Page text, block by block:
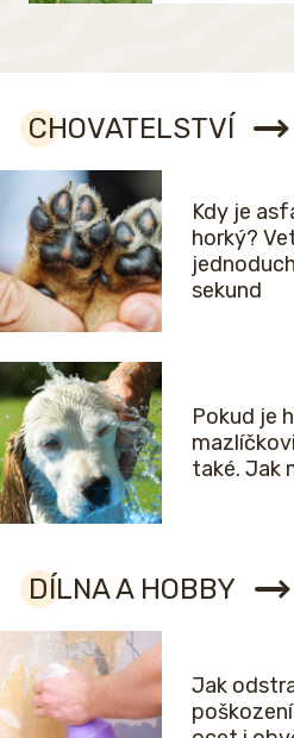
CHOVATELSTVÍ
Kdy je
horký?
sekund
Pokud je
také. Jak
DÍLNA A HOBBY
Jak